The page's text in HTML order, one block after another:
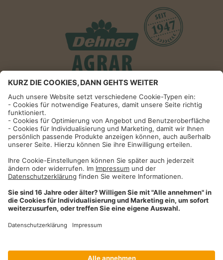
Informationen
Impressum
Datenschutzhinweise
AGB und Widerrufsbelehrung
Dehner Unternehmen
Cookie-Einstellungen
Dehner Agrar GmbH & Co. KG